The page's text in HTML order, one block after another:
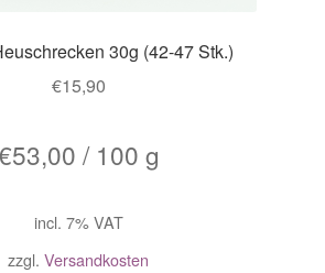
30g (42-47 Stk.)
€15,90
53,00 / 100 g
incl. 7% VAT
zzgl. Versandkosten